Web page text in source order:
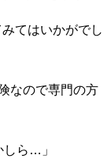
てはいかがでし
なので専門の方
しら…」